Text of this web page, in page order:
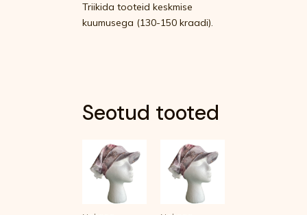
Triikida tooteid keskmise
kuumusega (130-150 kraadi).
Seotud tooted
tootel
on
tootel
on